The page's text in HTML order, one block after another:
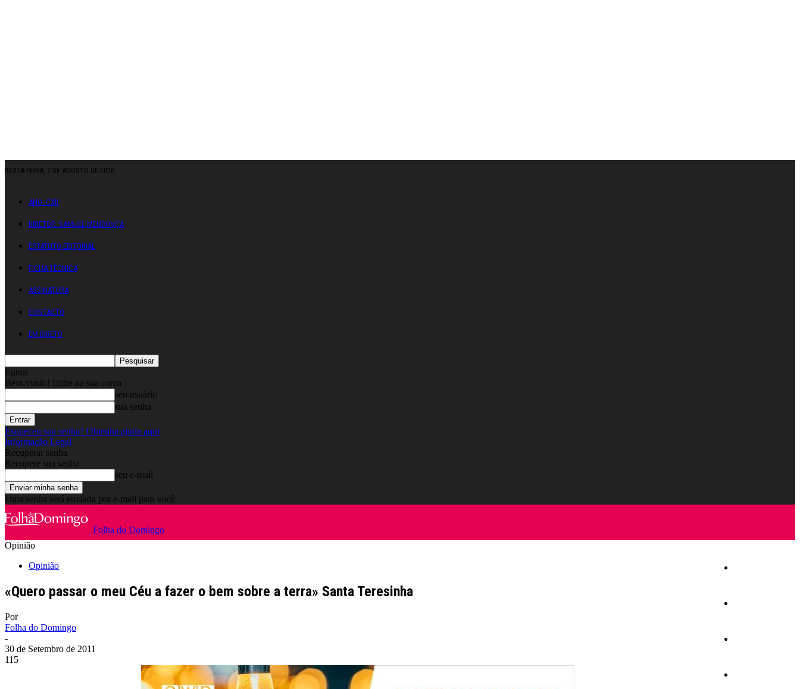
SEXTA-FEIRA, 7 DE AGOSTO DE 2026
ANO: CXII
DIRETOR: SAMUEL MENDONÇA
ESTATUTO EDITORIAL
FICHA TÉCNICA
ASSINATURA
CONTACTO
EM DIRETO
Entrar
Bem-vindo! Entre na sua conta
seu usuário
sua senha
Esqueceu sua senha? Obtenha ajuda aqui
Informação Legal
Recuperar senha
Recupere sua senha
seu e-mail
Uma senha será enviada por e-mail para você.
Folha do Domingo
Opinião
Opinião
«Quero passar o meu Céu a fazer o bem sobre a terra» Santa Teresinha
Por
Folha do Domingo
-
30 de Setembro de 2011
115